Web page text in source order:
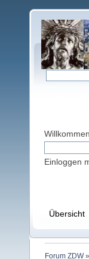
Willkommen
Einloggen
Übersicht
Forum ZDW»